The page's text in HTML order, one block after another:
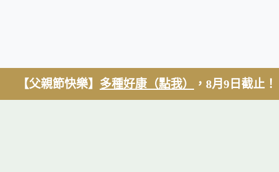
【父親節快樂】 多種好康（點我） ，8月9日截止！